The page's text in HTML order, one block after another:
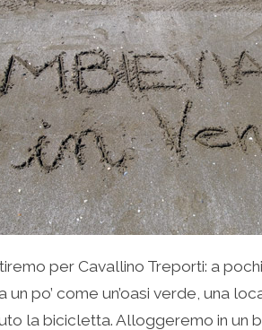
per Cavallino Treporti: a
un po’ come un’oasi verde, una
la bicicletta. Alloggeremo in un